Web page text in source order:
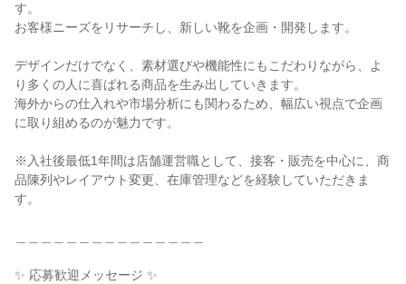
す。
お客様ニーズをリサーチし、新しい靴を企画・開発します。
デザインだけでなく、素材選びや機能性にもこだわりながら、よ
り多くの人に喜ばれる商品を生み出していきます。
海外からの仕入れや市場分析にも関わるため、幅広い視点で企画
に取り組めるのが魅力です。
※入社後最低1年間は店舗運営職として、接客・販売を中心に、商
品陳列やレイアウト変更、在庫管理などを経験していただきま
す。
✨ 応募歓迎メッセージ ✨